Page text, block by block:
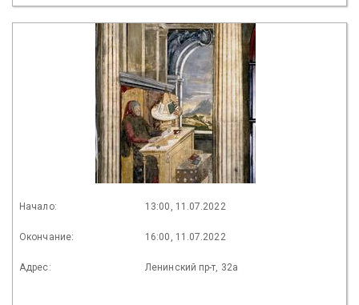
Начало: 13:00, 11.07.2022
Окончание: 16:00, 11.07.2022
Адрес: Ленинский пр-т, 32а